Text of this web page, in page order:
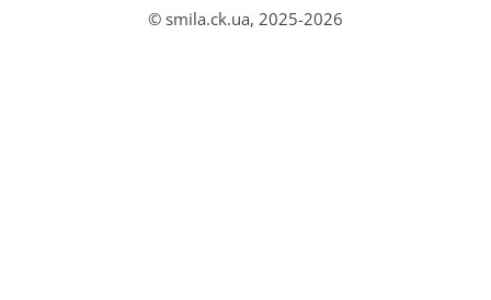
© smila.ck.ua, 2025-2026